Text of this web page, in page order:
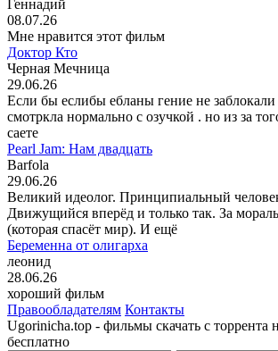
Геннадий
08.07.26
Мне нравится этот фильм
Доктор Кто
Черная Мечница
29.06.26
Если бы еслибы ебланы гение не
смотркла нормально с озучкой . но из за
саете
Pearl Jam: Нам двадцать
Barfola
29.06.26
Великий идеолог. Принципиальный
Движущийся вперёд и только так. За
(которая спасёт мир). И ещё
Беременна от олигарха
леонид
28.06.26
хороший фильм
Правообладателям Контакты
Ugorinicha.top - фильмы скачать с торрента
бесплатно